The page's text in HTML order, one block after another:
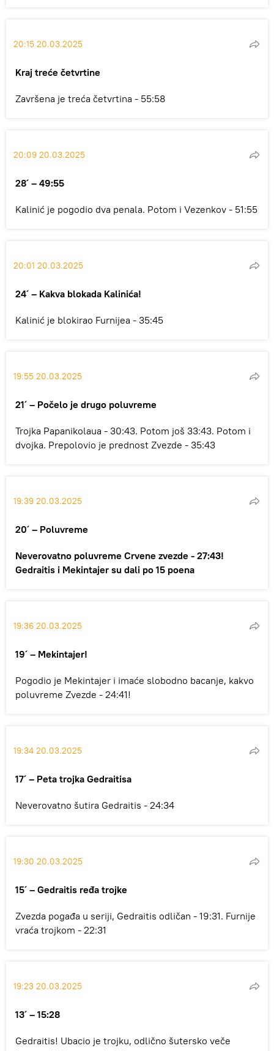
20:15 20.03.2025
Kraj treće četvrtine
Završena je treća četvrtina - 55:58
20:09 20.03.2025
28´ – 49:55
Kalinić je pogodio dva penala. Potom i Vezenkov - 51:55
20:01 20.03.2025
24´ – Kakva blokada Kalinića!
Kalinić je blokirao Furnijea - 35:45
19:55 20.03.2025
21´ – Počelo je drugo poluvreme
Trojka Papanikolaua - 30:43. Potom još 33:43. Potom i
dvojka. Prepolovio je prednost Zvezde - 35:43
19:39 20.03.2025
20´ – Poluvreme
Neverovatno poluvreme Crvene zvezde - 27:43!
Gedraitis i Mekintajer su dali po 15 poena
19:36 20.03.2025
19´ – Mekintajer!
Pogodio je Mekintajer i imaće slobodno bacanje, kakvo
poluvreme Zvezde - 24:41!
19:34 20.03.2025
17´ – Peta trojka Gedraitisa
Neverovatno šutira Gedraitis - 24:34
19:30 20.03.2025
15´ – Gedraitis ređa trojke
Zvezda pogađa u seriji, Gedraitis odličan - 19:31. Furnije
vraća trojkom - 22:31
19:23 20.03.2025
13´ – 15:28
Gedraitis! Ubacio je trojku, odlično šutersko veče